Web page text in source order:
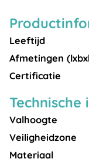
Leeftijd
Afmetingen
Certificatie
Valhoogte
Veiligheidzone
Materiaal